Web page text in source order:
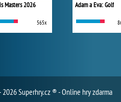
Masters 2026
565x
Adam a Eva: Golf
Superhry.cz ® - Online hry zdarma